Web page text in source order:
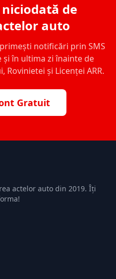
de
auto
notificări prin SMS
și în ultima zi înainte de
Rovinietei și Licenței ARR.
Gratuit
actelor auto din 2019. Îți